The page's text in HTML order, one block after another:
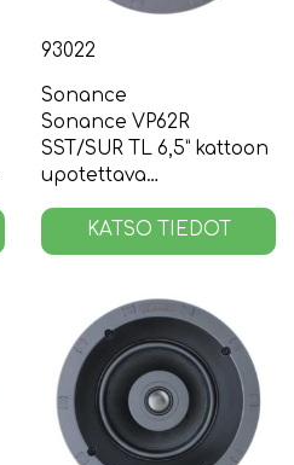
93022
Sonance
Sonance VP62R
SST/SUR TL 6,5” kattoon
upotettava
stereo-/surround kaiutin
KATSO TIEDOT